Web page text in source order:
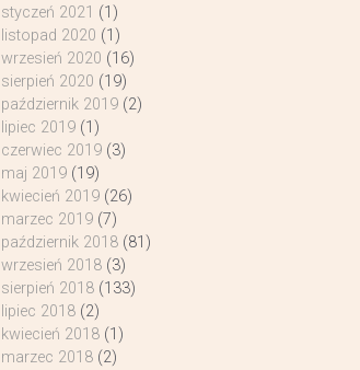
styczeń 2021 (1)
listopad 2020 (1)
wrzesień 2020 (16)
sierpień 2020 (19)
październik 2019(2)
lipiec 2019(1)
czerwiec 2019(3)
maj 2019(19)
kwiecień 2019(26)
marzec 2019(7)
październik 2018(81)
wrzesień 2018(3)
sierpień 2018(133)
lipiec 2018(2)
kwiecień 2018(1)
marzec 2018(2)